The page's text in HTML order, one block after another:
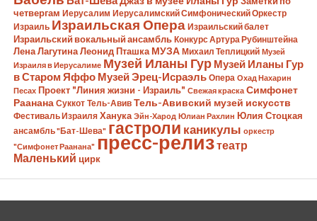
четвергам Иерусалим Иерусалимский Симфонический Оркестр
Израиль Израильская Опера Израильский балет
Израильский вокальный ансамбль Конкурс Артура Рубинштейна
Лена Лагутина Леонид Пташка МУЗА Михаил Теплицкий Музей
Израиля в Иерусалиме Музей Иланы Гур Музей Иланы Гур
в Старом Яффо Музей Эрец-Исраэль Опера Охад Нахарин
Песах Проект "Линия жизни - Израиль" Свежая краска Симфонет
Раанана Суккот Тель-Авив Тель-Авивский музей искусств
Фестиваль Израиля Ханука Эйн-Харод Юлиан Рахлин Юлия Стоцкая
ансамбль "Бат-Шева" гастроли каникулы оркестр
"Симфонет Раанана" пресс-релизтеатр
Маленький цирк